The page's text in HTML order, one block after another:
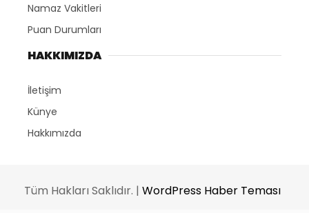
Namaz Vakitleri
Puan Durumları
HAKKIMIZDA
İletişim
Künye
Hakkımızda
Tüm Hakları Saklıdır. | WordPress Haber Teması